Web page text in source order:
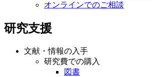
オンラインでのご相談
研究支援
文献・情報の入手
研究費での購入
図書